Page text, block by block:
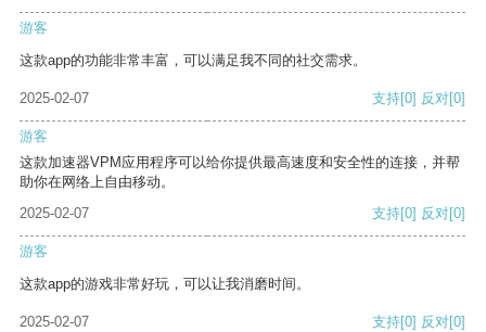
游客
这款app的功能非常丰富，可以满足我不同的社交需求。
2025-02-07 支持[0] 反对[0]
游客
这款加速器VPM应用程序可以给你提供最高速度和安全性的连接，并帮
助你在网络上自由移动。
2025-02-07
支持[0] 反对[0]
游客
这款app的游戏非常好玩，可以让我消磨时间。
2025-02-07 支持[0] 反对[0]